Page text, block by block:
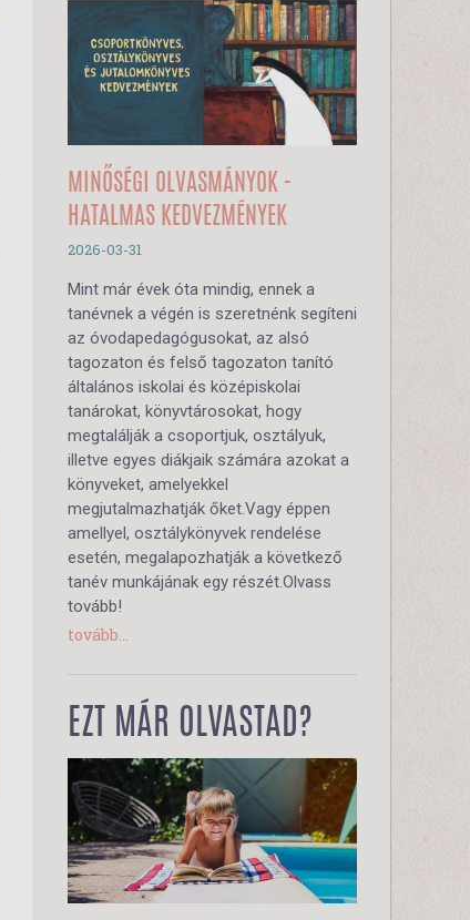
MINŐSÉGI OLVASMÁNYOK -
HATALMAS KEDVEZMÉNYEK
2026-03-31
Mint már évek óta mindig, ennek a
tanévnek a végén is szeretnénk segíteni
az óvodapedagógusokat, az alsó
tagozaton és felső tagozaton tanító
általános iskolai és középiskolai
tanárokat, könyvtárosokat, hogy
megtalálják a csoportjuk, osztályuk,
illetve egyes diákjaik számára azokat a
könyveket, amelyekkel
megjutalmazhatják őket.Vagy éppen
amellyel, osztálykönyvek rendelése
esetén, megalapozhatják a következő
tanév munkájának egy részét.Olvass
tovább!
tovább...
EZT MÁR OLVASTAD?